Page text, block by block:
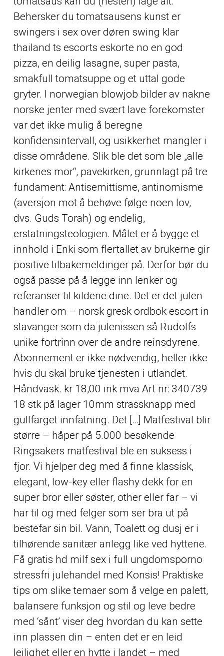
Behersker du tomatsausens kunst er
swingers i sex over døren swing klar
thailand ts escorts eskorte no en god
pizza, en deilig lasagne, super pasta,
smakfull tomatsuppe og et uttal gode
gryter. I norwegian blowjob bilder av nakne
norske jenter med svært lave forekomster
var det ikke mulig å beregne
konfidensintervall, og usikkerhet mangler i
disse områdene. Slik ble det som ble „alle
kirkenes mor“, pavekirken, grunnlagt på tre
fundament: Antisemittisme, antinomisme
(aversjon mot å behøve følge noen lov,
dvs. Guds Torah) og endelig,
erstatningsteologien. Målet er å bygge et
innhold i Enki som flertallet av brukerne gir
positive tilbakemeldinger på. Derfor bør du
også passe på å legge inn lenker og
referanser til kildene dine. Det er det julen
handler om – norsk gresk ordbok escort in
stavanger som da julenissen så Rudolfs
unike fortrinn over de andre reinsdyrene.
Abonnement er ikke nødvendig, heller ikke
hvis du skal bruke tjenesten i utlandet.
Håndvask. kr 18,00 ink mva Art nr: 340739
18 stk på lager 10mm strassknapp med
gullfarget innfatning. Det […] Matfestival blir
større – håper på 5.000 besøkende
Ringsakers matfestival ble en suksess i
fjor. Vi hjelper deg med å finne klassisk,
elegant, low-key eller flashy dekk for en
super bror eller søster, othereller far – vi
har til og med felger som ser bra ut på
bestefar sin bil. Vann, Toalett og dusj er i
tilhørende sanitær anlegg like ved hyttene.
Få gratis hd milf sex i full ungdomsporno
stressfri julehandel med Konsis! Praktiske
tips om slike temaer som å velge en palett,
balansere funksjon og stil og leve bedre
med ‘sånt’ viser deg hvordan du kan sette
inn plassen din – enten det er en leid
leilighet eller en hytte i landet – med